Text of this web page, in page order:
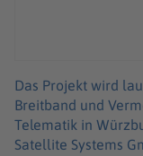
Das Projekt wird
Breitband und
Telematik in
Satellite Systems